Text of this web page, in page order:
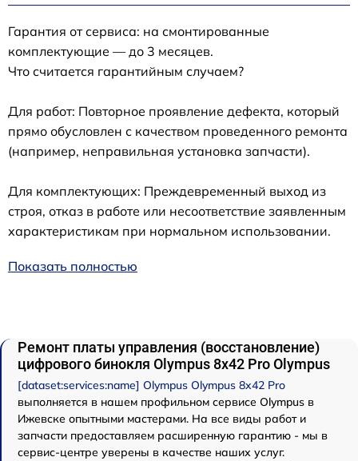
Гарантия от сервиса: на смонтированные
комплектующие — до 3 месяцев.
Что считается гарантийным случаем?
Для работ: Повторное проявление дефекта, который
прямо обусловлен с качеством проведенного ремонта
(например, неправильная установка запчасти).
Для комплектующих: Преждевременный выход из
строя, отказ в работе или несоответствие заявленным
характеристикам при нормальном использовании.
Показать полностью
Ремонт платы управления (восстановление)
цифрового бинокля Olympus 8x42 Pro Olympus
[dataset:services:name] Olympus Olympus 8x42 Pro
выполняется в нашем профильном сервисе Olympus в
Ижевске опытными мастерами. На все виды работ и
запчасти предоставляем расширенную гарантию - мы в
сервис-центре уверены в качестве наших услуг.